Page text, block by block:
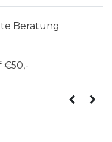
Beratung
€50,-